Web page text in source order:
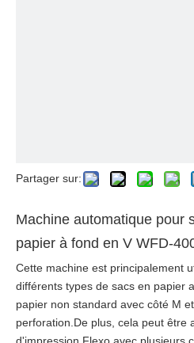
Partager sur:
Machine automatique pour
papier à fond en V WFD-
Cette machine est principalement
différents types de sacs en papier
papier non standard avec côté M
perforation.De plus, cela peut être